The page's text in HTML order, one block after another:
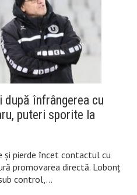
după înfrângerea cu
puteri sporite la
și pierde încet contactul cu
promovarea directă. Lobonț
control,…